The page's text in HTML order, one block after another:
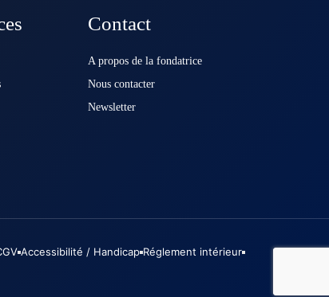
Contact
A propos de la fondatrice
Nous contacter
Newsletter
Accessibilité / Handicap Réglement intérieur